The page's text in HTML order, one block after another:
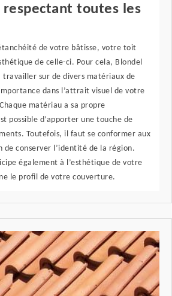
toutes les
de votre bâtisse, votre toit
de celle-ci. Pour cela, Blondel
sur de divers matériaux de
dans l’attrait visuel de votre
matériau a sa propre
possible d’apporter une touche de
Toutefois, il faut se conformer aux
de conserver l’identité de la région.
également à l’esthétique de votre
le profil de votre couverture.